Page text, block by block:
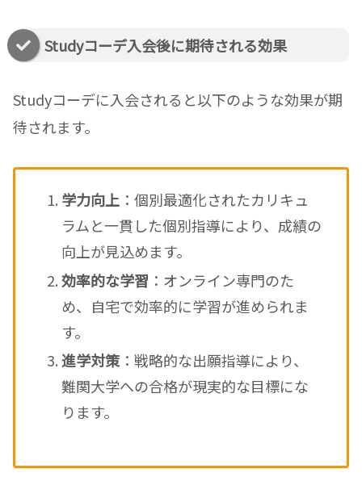
Studyコーデ入会後に期待される効果
Studyコーデに入会されると以下のような効果が期
待されます。
学力向上：個別最適化されたカリキュ
ラムと一貫した個別指導により、成績の
向上が見込めます。
効率的な学習 ：オンライン専門のた
め、自宅で効率的に学習が進められま
す。
進学対策：戦略的な出願指導により、
難関大学への合格が現実的な目標にな
ります。